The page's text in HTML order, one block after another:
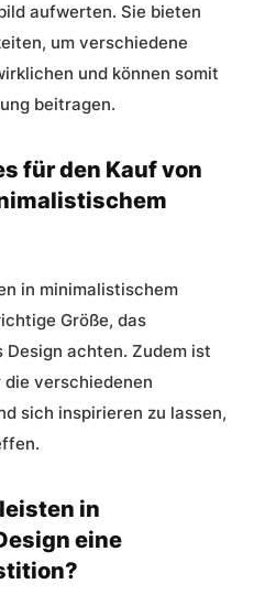
aufwerten. Sie bieten
um verschiedene
und können somit
beitragen.
für den Kauf von
in minimalistischem
Größe, das
Design achten. Zudem ist
verschiedenen
sich inspirieren zu lassen,
in
eine